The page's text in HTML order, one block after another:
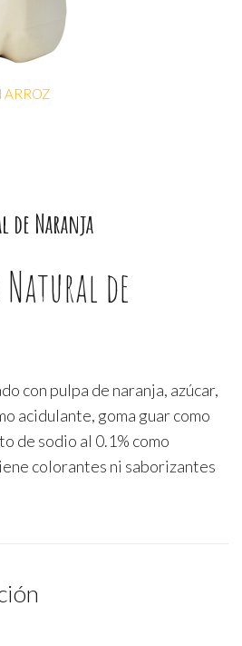
de Naranja
de
con pulpa de naranja, azúcar,
acidulante, goma guar como
de sodio al 0.1% como
colorantes ni saborizantes
ARROZ